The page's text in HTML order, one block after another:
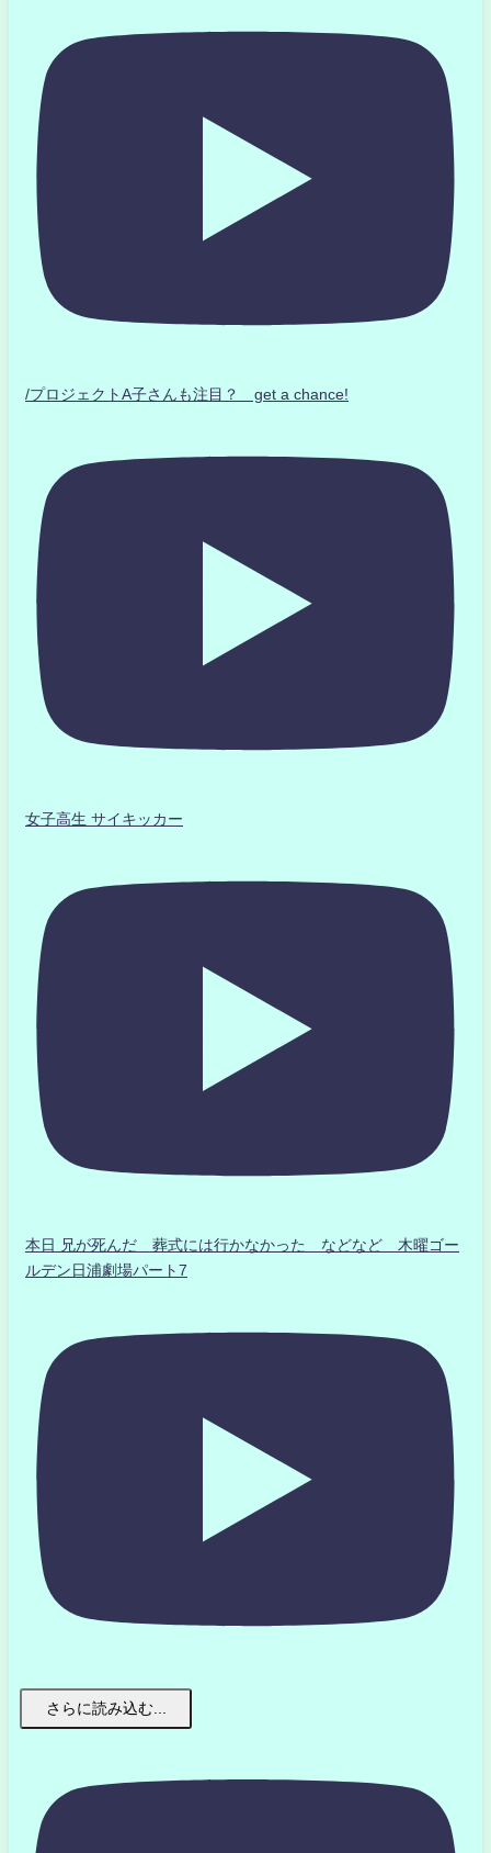
/プロジェクトA子さんも注目？ get a chance!
女子高生 サイキッカー
本日 兄が死んだ 葬式には行かなかった などなど 木曜ゴー
ルデン日浦劇場パート7
さらに読み込む...